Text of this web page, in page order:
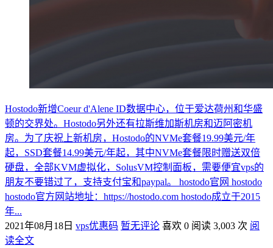
Hostodo新增Coeur d'Alene ID数据中心，位于爱达荷州和华盛
顿的交界处。Hostodo另外还有拉斯维加斯机房和迈阿密机
房。为了庆祝上新机房，Hostodo的NVMe套餐19.99美元/年
起，SSD套餐14.99美元/年起，其中NVMe套餐限时赠送双倍
硬盘，全部KVM虚拟化，SolusVM控制面板，需要便宜vps的
朋友不要错过了，支持支付宝和paypal。 hostodo官网 hostodo
hostodo官方网站地址：https://hostodo.com hostodo成立于2015
年...
2021年08月18日 vps优惠码 暂无评论 喜欢 0 阅读 3,003 次 阅
读全文